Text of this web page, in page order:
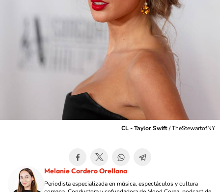
CL - Taylor Swift/TheStewartofNY
Melanie Cordero Orellana
Periodista especializada en música, espectáculos y cultura